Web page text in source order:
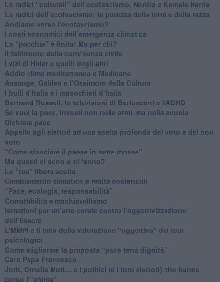
​Le radici “culturali” dell’ecofascismo, Nordio e Kamala Harris
Le radici dell’ecofascismo: la purezza della terra e della razza
Andiamo verso l’ecofascismo?
I costi economici dell’emergenza climatica
​La “pacchia” è finita! Ma per chi?
​Il fallimento della convivenza civile
​I vizi di Hitler e quelli degli altri
Addio clima mediterraneo e Medicane
​Assange, Galileo e l’Ossimoro della Cultura
​I bulli d’Italia e i masochisti d’Italia
​Bertrand Russell, le televisioni di Berlusconi e l’ADHD
​Se vuoi la pace, investi non nelle armi, ma nella scuola
​Dichiara pace
​Appello agli elettori ad una scelta profonda del voto e del non
voto
"Come sfasciare il paese in sette mosse"
​Ma questi ci sono o ci fanno?
​Le “tua” libera scelta
Cambiamento climatico e realtà sostenibili
“Pace, ecologia, responsabilità”
​Corruttibilità e machiavellismo
Istruzioni per un’arte corale contro l’oggettivizzazione
dell’Essere
​L’MMPI e il mito della valutazione “oggettiva” dei test
psicologici
Come migliorare la proposta “pace terra dignità”
Caro Papa Francesco
​Jorit, Ornella Muti… e i politici (e i loro elettori) che hanno
perso l’”anima”